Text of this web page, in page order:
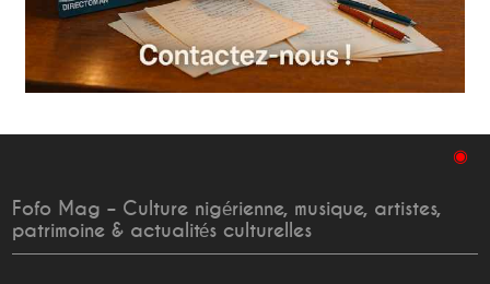
◉
Fofo Mag – Culture nigérienne, musique, artistes,
patrimoine & actualités culturelles